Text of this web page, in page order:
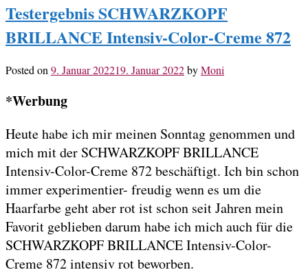
Testergebnis SCHWARZKOPF
BRILLANCE Intensiv-Color-Creme 872
Posted on9. Januar 202219. Januar 2022byMoni
*Werbung
Heute habe ich mir meinen Sonntag genommen und
mich mit der SCHWARZKOPF BRILLANCE
Intensiv-Color-Creme 872 beschäftigt. Ich bin schon
immer experimentier- freudig wenn es um die
Haarfarbe geht aber rot ist schon seit Jahren mein
Favorit geblieben darum habe ich mich auch für die
SCHWARZKOPF BRILLANCE Intensiv-Color-
Creme 872 intensiv rot beworben.